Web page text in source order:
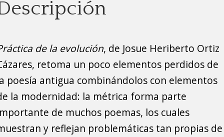
de la evolución, de Josue Heriberto Ortiz
retoma un poco elementos perdidos de
poesía antigua combinándolos con elementos
la modernidad: la métrica forma parte
de muchos poemas, los cuales
y reflejan problemáticas tan propias de